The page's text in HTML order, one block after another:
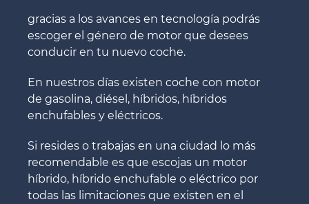
gracias a los avances en tecnología podrás
escoger el género de motor que desees
conducir en tu nuevo coche.
En nuestros días existen coche con motor
de gasolina, diésel, híbridos, híbridos
enchufables y eléctricos.
Si resides o trabajas en una ciudad lo más
recomendable es que escojas un motor
híbrido, híbrido enchufable o eléctrico por
todas las limitaciones que existen en el